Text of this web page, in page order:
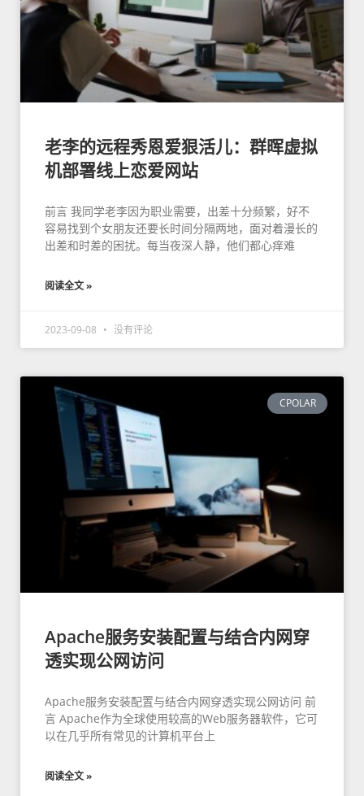
老李的远程秀恩爱狠活儿：群晖虚拟
机部署线上恋爱网站
前言 我同学老李因为职业需要，出差十分频繁，好不
容易找到个女朋友还要长时间分隔两地，面对着漫长的
出差和时差的困扰。每当夜深人静，他们都心痒难
阅读全文 »
2023-09-08 没有评论
CPOLAR
Apache服务安装配置与结合内网穿
透实现公网访问
Apache服务安装配置与结合内网穿透实现公网访问 前
言 Apache作为全球使用较高的Web服务器软件，它可
以在几乎所有常见的计算机平台上
阅读全文 »